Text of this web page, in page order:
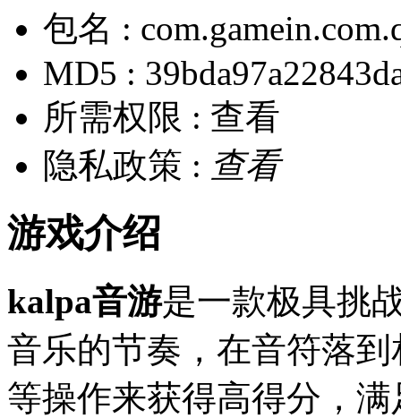
包名 :
MD5 :
所需权限 : 查看
隐私政策 : 查看
游戏介绍
kalpa音游是一款极具挑
音乐的节奏，在音符落
等操作来获得高得分，